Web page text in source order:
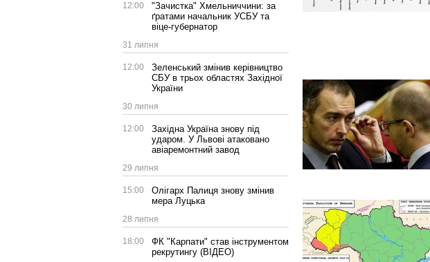
12:00
"Зачистка" Хмельниччини: за
ґратами начальник УСБУ та
віце-губернатор
31 липня
12:00
Зеленський змінив керівництво
СБУ в трьох областях Західної
України
30 липня
12:00
Західна Україна знову під
ударом. У Львові атаковано
авіаремонтний завод
29 липня
15:00
Олігарх Палиця знову змінив
мера Луцька
28 липня
18:00
ФК "Карпати" став інструментом
рекрутингу (ВІДЕО)